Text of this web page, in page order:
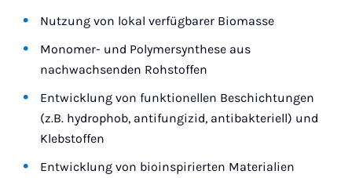
Nutzung von lokal verfügbarer Biomasse
Monomer- und Polymersynthese aus
nachwachsenden Rohstoffen
Entwicklung von funktionellen Beschichtungen
(z.B. hydrophob, antifungizid, antibakteriell) und
Klebstoffen
Entwicklung von bioinspirierten Materialien